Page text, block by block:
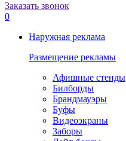
Заказать звонок
0
Наружная реклама
Размещение рекламы
Афишные стенды
Билборды
Брандмауэры
Буфы
Видеоэкраны
Заборы